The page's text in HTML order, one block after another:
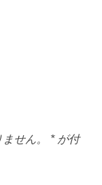
せん。 *が付